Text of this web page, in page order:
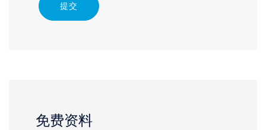
提交
免费资料